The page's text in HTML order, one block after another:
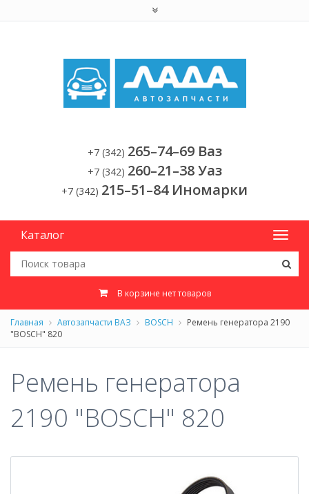
+7 (342) 265–74–69 Ваз
+7 (342) 260–21–38 Уаз
+7 (342) 215–51–84 Иномарки
Каталог
В корзине нет товаров
Главная Автозапчасти ВАЗ BOSCH
Ремень генератора 2190
"BOSCH" 820
Ремень генератора
2190 "BOSCH" 820